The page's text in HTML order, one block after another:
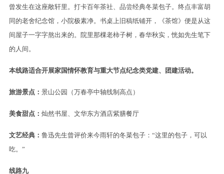
曾发生在这座敞轩里。打卡百年茶社、品尝经典冬菜包子。终点丰富胡
同的老舍纪念馆，小院极素净。书桌上旧稿纸铺开，《茶馆》便是从这
间屋子一字字熬出来的。院里那棵老柿子树，春华秋实，恍如先生笔下
的人间。
本线路适合开展家国情怀教育与重大节点纪念类党建、团建活动。
旅游景点： 景山公园（万春亭中轴线制高点）
美食甜点： 灿然书屋、文华东方酒店紫膳餐厅
文艺经典： 鲁迅先生曾评价来今雨轩的冬菜包子：“这里的包子，可以
吃。”
线路九